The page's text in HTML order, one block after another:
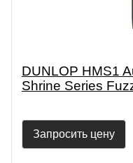
DUNLOP HMS1
Shrine Series
Запросить цену